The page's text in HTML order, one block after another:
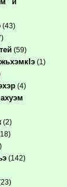
(43)
(59)
(1)
(4)
(2)
(142)